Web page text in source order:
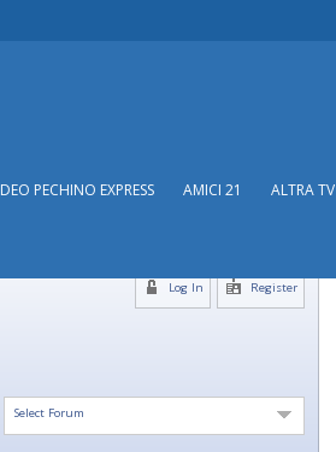
PECHINO EXPRESS AMICI 21 ALTRA TV
Register
Log In
Select Forum